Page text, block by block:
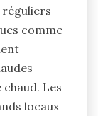
comme
Les
locaux